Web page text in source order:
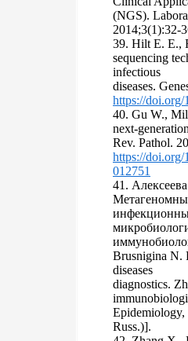
(NGS).
39. Hilt E. E.,
sequencing
infectious
diseases.
https://doi.org/
40. Gu W.,
next-
Rev. Pathol.
https://doi.org/
012751
41.
Brusnigina N.
diseases
diagnostics.
Russ.)].